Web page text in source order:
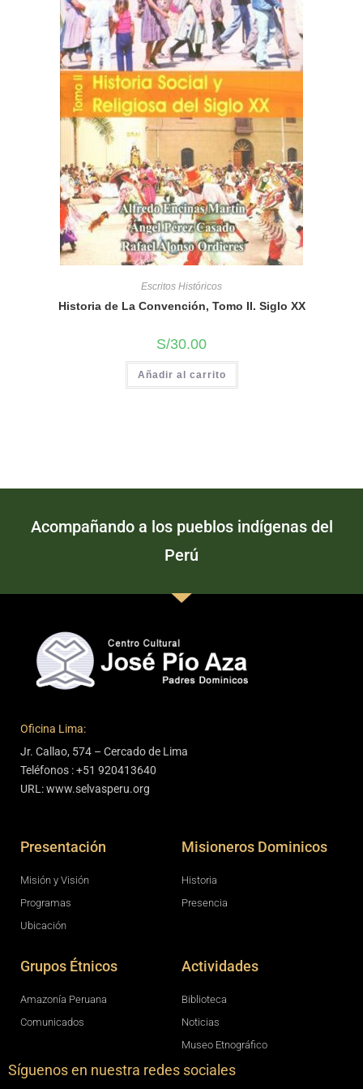
Escritos Históricos
Historia de La Convención, Tomo II. Siglo XX
S/30.00
Añadir al carrito
Acompañando a los pueblos indígenas del
Perú
Oficina Lima:
Jr. Callao, 574 – Cercado de Lima
Teléfonos : +51 920413640
URL: www.selvasperu.org
Presentación
Misión y Visión
Programas
Ubicación
Misioneros Dominicos
Historia
Presencia
Grupos Étnicos
Amazonía Peruana
Comunicados
Actividades
Biblioteca
Noticias
Museo Etnográfico
Síguenos en nuestra redes sociales